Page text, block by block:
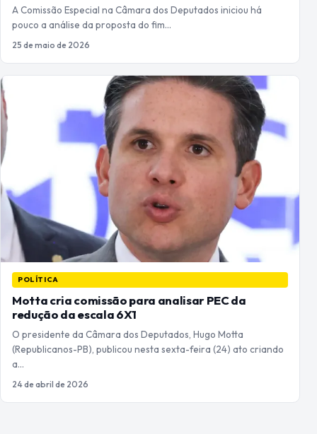
A Comissão Especial na Câmara dos Deputados iniciou há
pouco a análise da proposta do fim…
25 de maio de 2026
POLÍTICA
Motta cria comissão para analisar PEC da
redução da escala 6X1
O presidente da Câmara dos Deputados, Hugo Motta
(Republicanos-PB), publicou nesta sexta-feira (24) ato criando
a…
24 de abril de 2026